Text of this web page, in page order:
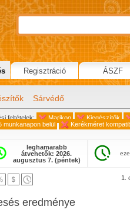
Sárvédő
feltételek: Marikoo Kiegészítők
munkanapon belül
Kerékméret
leghamarabb
átvehetők: 2026.
augusztus 7. (péntek)
1.
eredménye
Regisztráció ÁSZF